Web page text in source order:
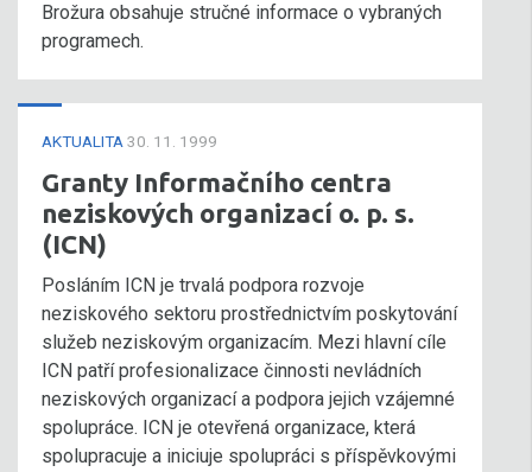
Brožura obsahuje stručné informace o vybraných
programech.
AKTUALITA 30. 11. 1999
Granty Informačního centra
neziskových organizací o. p. s.
(ICN)
Posláním ICN je trvalá podpora rozvoje
neziskového sektoru prostřednictvím poskytování
služeb neziskovým organizacím. Mezi hlavní cíle
ICN patří profesionalizace činnosti nevládních
neziskových organizací a podpora jejich vzájemné
spolupráce. ICN je otevřená organizace, která
spolupracuje a iniciuje spolupráci s příspěvkovými